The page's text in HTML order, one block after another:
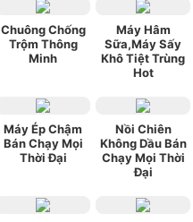
Chuông Chống
Trộm Thông
Minh
Máy Hâm
Sữa,Máy Sấy
Khô Tiệt Trùng
Hot
Máy Ép Chậm
Bán Chạy Mọi
Thời Đại
Nồi Chiên
Không Dầu Bán
Chạy Mọi Thời
Đại